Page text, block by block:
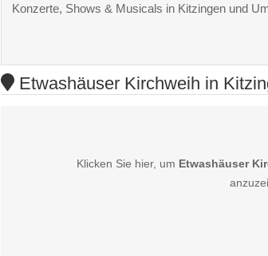
Konzerte, Shows & Musicals in Kitzingen und
Etwashäuser Kirchweih in
Klicken Sie hier, um Etwashäuser